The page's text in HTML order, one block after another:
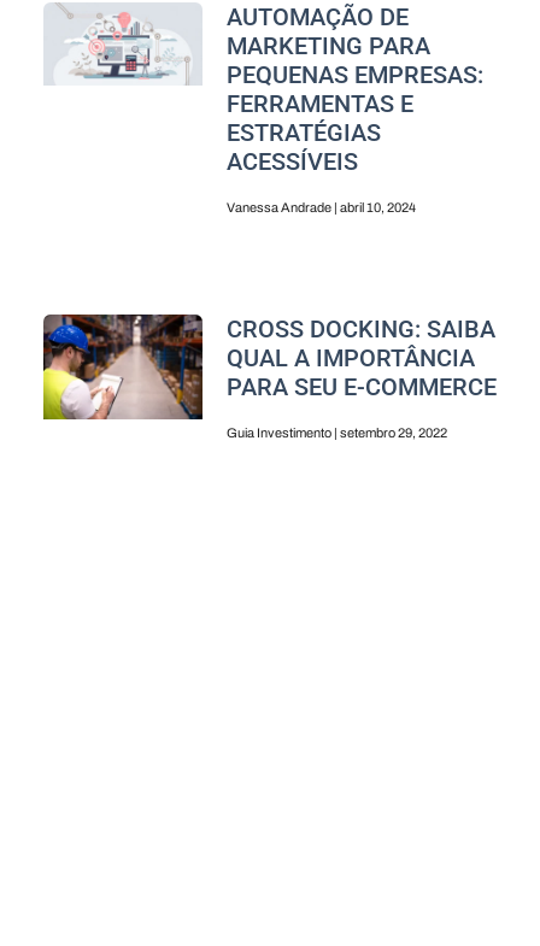
AUTOMAÇÃO DE
MARKETING PARA
PEQUENAS EMPRESAS:
FERRAMENTAS E
ESTRATÉGIAS
ACESSÍVEIS
Vanessa Andrade abril 10, 2024
CROSS DOCKING: SAIBA
QUAL A IMPORTÂNCIA
PARA SEU E-COMMERCE
Guia Investimento setembro 29, 2022